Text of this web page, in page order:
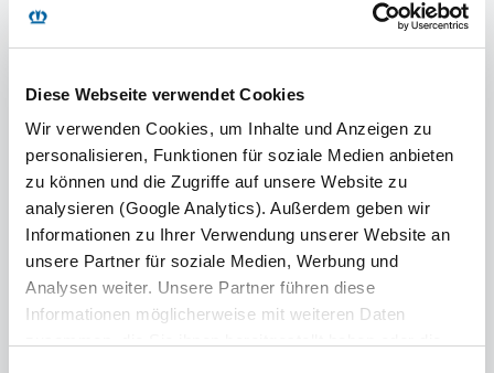
Diese Webseite verwendet Cookies
Wir verwenden Cookies, um Inhalte und Anzeigen zu
personalisieren, Funktionen für soziale Medien anbieten
zu können und die Zugriffe auf unsere Website zu
analysieren (Google Analytics). Außerdem geben wir
Informationen zu Ihrer Verwendung unserer Website an
unsere Partner für soziale Medien, Werbung und
Analysen weiter. Unsere Partner führen diese
Informationen möglicherweise mit weiteren Daten
priekšā:
Aile iekšējam garumam:
13 620 mm
Aile iekšējam platumam:
2 480 mm
Iekraušanas augstums
sānos ailē:
2860 mm; 3000 mm*
Platums ārpusē:
2 550 mm
Pašmasa Ultra modelim:
Apm. 5 950 kg
*= lietderīgais augstums uz režģu konteinera platumu,
izmēri un svars standarta modelim